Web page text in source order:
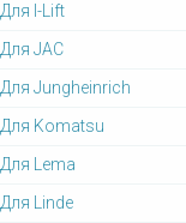
Для I-Lift
Для JAC
Для Jungheinrich
Для Komatsu
Для Lema
Для Linde